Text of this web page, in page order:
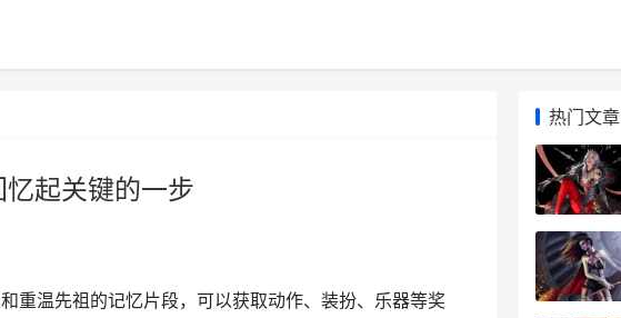
起关键的一步
重温先祖的记忆片段，可以获取动作、装扮、乐器等奖
热门文章